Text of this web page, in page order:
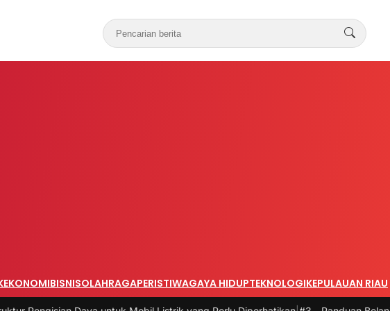
EKONOMIBISNISOLAHRAGAPERISTIWAGAYA HIDUPTEKNOLOGIKEPULAUAN RIAU